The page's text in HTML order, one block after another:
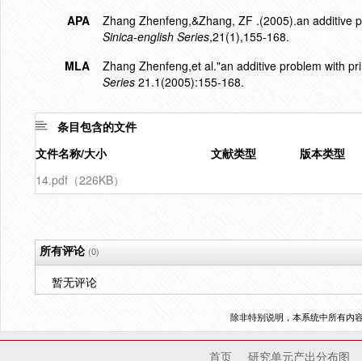
APA
Zhang Zhenfeng,&Zhang, ZF .(2005).an additive
Sinica-english Series,21(1),155-168.
MLA
Zhang Zhenfeng,et al."an additive problem with
Series 21.1(2005):155-168.
条目包含的文件
文件名称/大小
文献类型
版本类型
14.pdf（226KB）
所有评论(0)
暂无评论
除非特别说明，本系统中所有内
首页 研究单元产出分布图